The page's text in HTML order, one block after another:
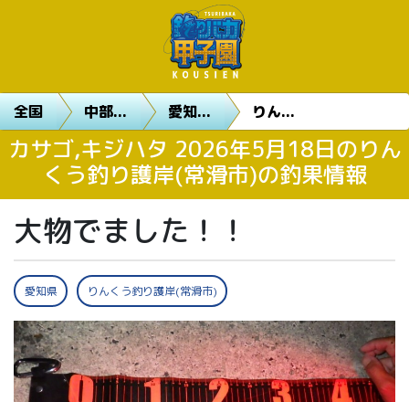
全国 中部... 愛知... りん...
カサゴ,キジハタ 2026年5月18日のりん
くう釣り護岸(常滑市)の釣果情報
大物でました！！
愛知県 りんくう釣り護岸(常滑市)